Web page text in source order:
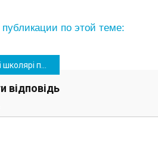
по этой теме:
місто з 45-річчям (фото, відео)
відповідь